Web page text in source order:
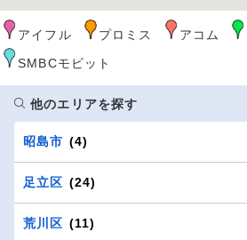
アイフル プロミス アコム
SMBCモビット
他のエリアを探す
昭島市 (4)
足立区 (24)
荒川区 (11)